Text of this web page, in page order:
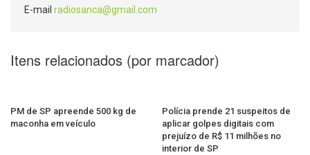
E-mail radiosanca@gmail.com
Itens relacionados (por marcador)
PM de SP apreende 500 kg de
maconha em veículo
Polícia prende 21 suspeitos de
aplicar golpes digitais com
prejuízo de R$ 11 milhões no
interior de SP